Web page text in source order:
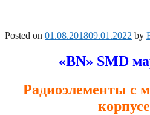
Posted on 01.08.201809.01.2022 by
«BN» SMD
Радиоэлементы с